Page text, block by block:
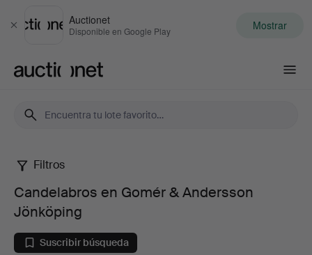
Cerrar
Auctionet
Disponible en Google Play Mostrar
Candelabros
en
Gomér
Filtros
Candelabros en Gomér & Andersson
Jönköping
Suscribir búsqueda